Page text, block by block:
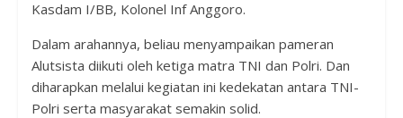
Kasdam I/BB, Kolonel Inf Anggoro.
Dalam arahannya, beliau menyampaikan pameran
Alutsista diikuti oleh ketiga matra TNI dan Polri. Dan
diharapkan melalui kegiatan ini kedekatan antara TNI-
Polri serta masyarakat semakin solid.